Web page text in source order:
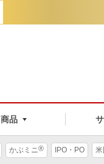
商品
かぶミニ® IPO・PO